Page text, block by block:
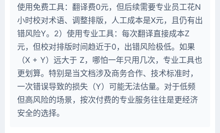
使用免费工具：翻译费0元，但后续需要专业员工花N
小时校对术语、调整排版，人工成本是X元，且仍有出
错风险Y。2）使用专业工具：每次翻译直接成本Z
元，但校对排版时间趋近于0，出错风险极低。如果
（X + Y）远大于 Z，哪怕一年只用几次，专业工具也
更划算。特别是当文档涉及商务合作、技术标准时，
一次错误导致的损失（Y）可能无法估量。对于低频
但高风险的场景，按次付费的专业服务往往是更经济
安全的选择。